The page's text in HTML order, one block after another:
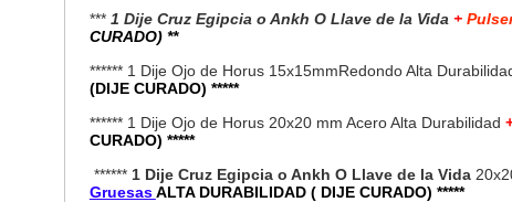
*** 1 Dije Cruz Egipcia o Ankh O Llave de la Vida +
CURADO)**
****** 1 Dije Ojo de Horus 15x15mmRedondo Alta
(DIJE CURADO) *****
****** 1 Dije Ojo de Horus 20x20 mm Acero Alta Durabilidad
CURADO) *****
****** 1 Dije Cruz Egipcia o Ankh O Llave de la Vida
GruesasALTA DURABILIDAD ( DIJE CURADO) *****